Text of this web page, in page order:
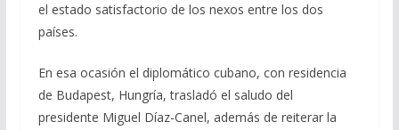
el estado satisfactorio de los nexos entre los dos
países.
En esa ocasión el diplomático cubano, con residencia
de Budapest, Hungría, trasladó el saludo del
presidente Miguel Díaz-Canel, además de reiterar la